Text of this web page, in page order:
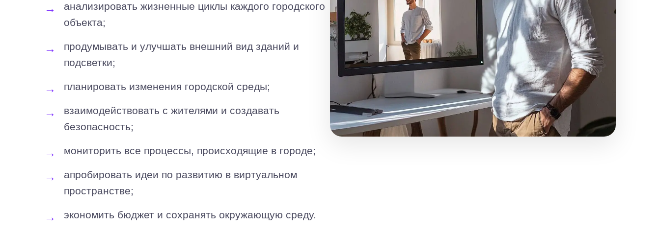
анализировать жизненные циклы каждого городского
объекта;
продумывать и улучшать внешний вид зданий и
подсветки;
планировать изменения городской среды;
взаимодействовать с жителями и создавать
безопасность;
мониторить все процессы, происходящие в городе;
апробировать идеи по развитию в виртуальном
пространстве;
экономить бюджет и сохранять окружающую среду.